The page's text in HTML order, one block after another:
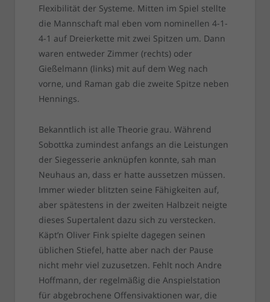
Flexibilität der Systeme. Mitten im Spiel stellte
die Mannschaft mal eben vom nominellen 4-1-
4-1 auf Dreierkette mit zwei Spitzen um. Dann
waren entweder Zimmer (rechts) oder
Gießelmann (links) mit auf dem Weg nach
vorne, und Raman gab die zweite Spitze neben
Hennings.
Bekanntlich ist alle Theorie grau. Während
Sobottka zumindest anfangs an die Leistungen
der Siegesserie anknüpfen konnte, sah man
Neuhaus an, dass er hatte aussetzen müssen.
Immer wieder blitzten seine Fähigkeiten auf,
aber spätestens in der zweiten Halbzeit neigte
dieses Supertalent dazu sich zu verstecken.
Käpt’n Oliver Fink spielte dagegen seinen
üblichen Stiefel, hatte aber nach der Pause
nicht mehr viel zuzusetzen. Fehlt noch Andre
Hoffmann, der regelmäßig die Anspielstation
für abgebrochene Offensivaktionen war, die